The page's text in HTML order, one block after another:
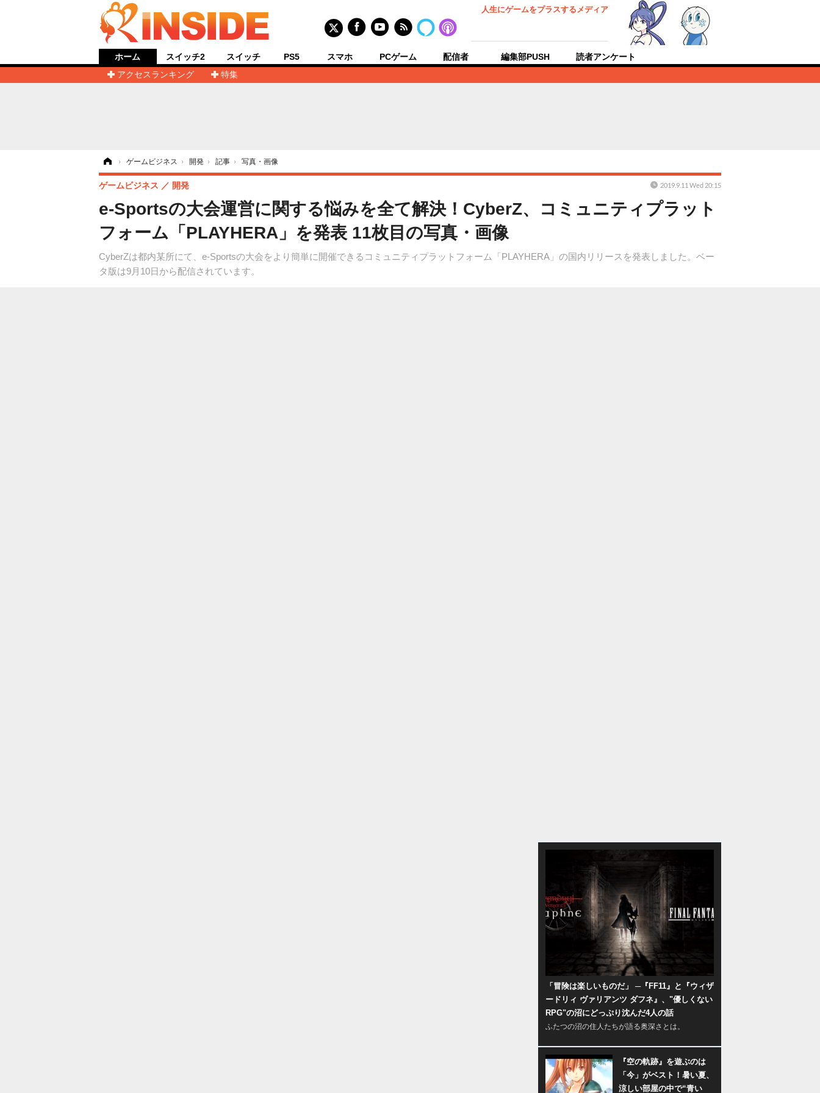
人生にゲームをプラスするメディア
ホーム
アクセスランキング
特集
スイッチ2 スイッチ PS5 スマホ PCゲーム 配信者 編集部PUSH 読者アンケート
› ゲームビジネス › 開発 › 記事 › 写真・画像
e-Sportsの大会運営に関する悩みを全て解決！CyberZ、コミュニティプラット
フォーム「PLAYHERA」を発表 11枚目の写真・画像
CyberZは都内某所にて、e-Sportsの大会をより簡単に開催できるコミュニティプラットフォーム「PLAYHERA」の国内リリースを発表しました。ベー
タ版は9月10日から配信されています。
ゲームビジネス 開発 2019.9.11 Wed 20:15
「冒険は楽しいものだ」 ─『FF11』と『ウィザ
ードリィ ヴァリアンツ ダフネ』、"優しくない
RPG"の沼にどっぷり沈んだ4人の話
ふたつの沼の住人たちが語る奥深さとは。
『空の軌跡』を遊ぶのは
「今」がベスト！暑い夏、
涼しい部屋の中で“青い